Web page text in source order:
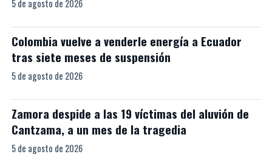
5 de agosto de 2026
Colombia vuelve a venderle energía a Ecuador
tras siete meses de suspensión
5 de agosto de 2026
Zamora despide a las 19 víctimas del aluvión de
Cantzama, a un mes de la tragedia
5 de agosto de 2026